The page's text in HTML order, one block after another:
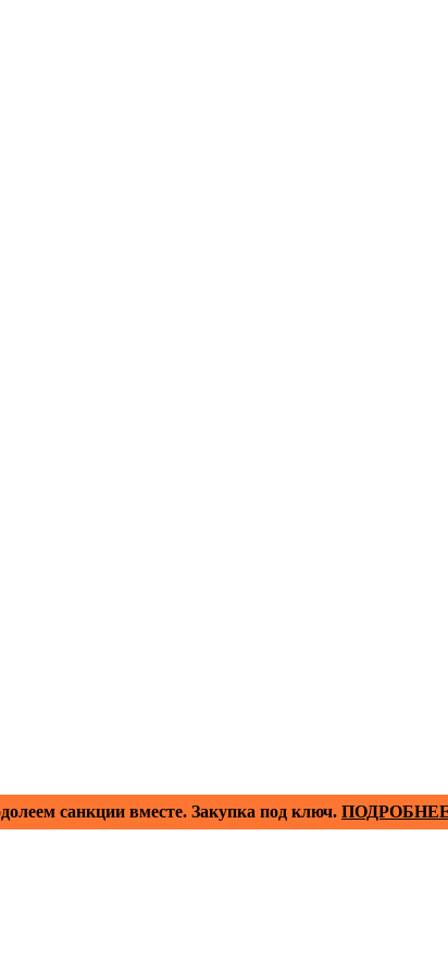
санкции вместе. Закупка под ключ.